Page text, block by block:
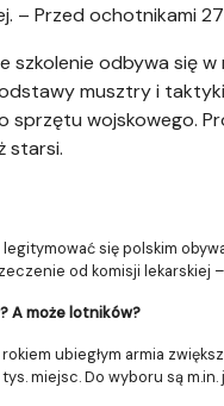
– Przed ochotnikami
szkolenie odbywa się
musztry i
sprzętu wojskowego.
starsi.
legitymować się polskim
od komisji lekarskiej
A może lotników?
ubiegłym armia
tys. miejsc. Do wyboru są